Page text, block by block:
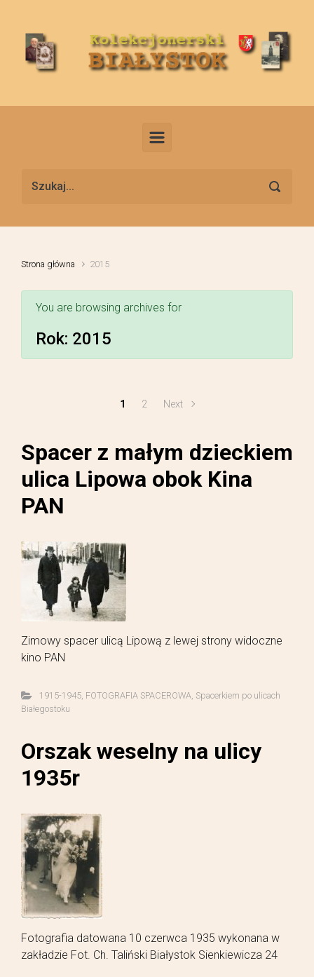
Strona główna 2015
You are browsing archives for
Rok: 2015
1 2 Next
Spacer z małym dzieckiem
ulica Lipowa obok Kina
PAN
Zimowy spacer ulicą Lipową z lewej strony widoczne
kino PAN
1915-1945, FOTOGRAFIA SPACEROWA Spacerkiem po ulicach
Białegostoku
Orszak weselny na ulicy
1935r
Fotografia datowana 10 czerwca 1935 wykonana w
zakładzie Fot. Ch. Taliński Białystok Sienkiewicza 24